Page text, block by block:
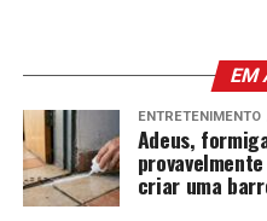
EM
ENTRETENIMENTO
Adeus,
criar uma